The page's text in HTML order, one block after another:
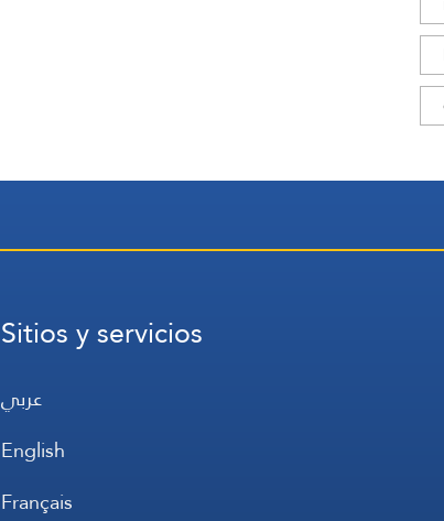
Sitios y servicios
عربي
English
Français